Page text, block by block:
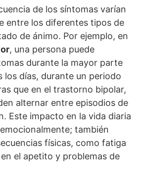
de los sí­ntomas varí­an
entre los diferentes tipos de
de ánimo. Por ejemplo, en
, una persona puede
durante la mayor parte
los dí­as, durante un periodo
que en el trastorno bipolar,
alternar entre episodios de
Este impacto en la vida diaria
también
fí­sicas, como fatiga
el apetito y problemas de